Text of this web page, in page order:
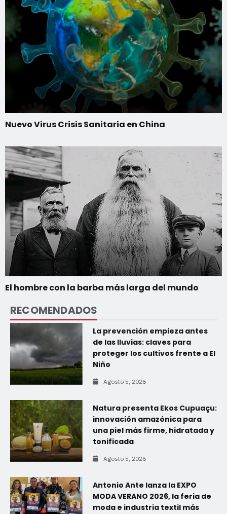
Nuevo Virus Crisis Sanitaria en China
El hombre con la barba más larga del mundo
RECOMENDADOS
La prevención empieza antes
de las lluvias: claves para
proteger los cultivos frente a El
Niño
Agosto 5, 2026
Natura presenta Ekos Cupuaçu:
innovación amazónica para
una piel más firme, hidratada y
tonificada
Agosto 5, 2026
Antonio Ante lanza la EXPO
MODA VERANO 2026, la feria de
moda e industria textil más